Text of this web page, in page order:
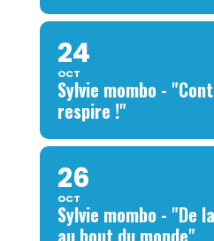
24
OCT
Sylvie mombo -
respire !"
26
OCT
Sylvie mombo - "De
au bout du monde"